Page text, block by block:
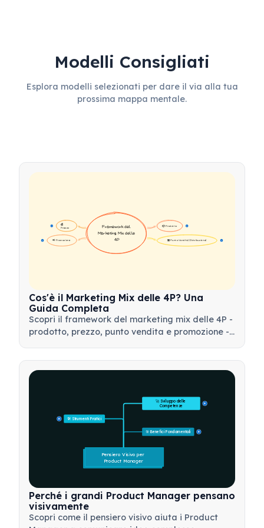
Modelli Consigliati
Esplora modelli selezionati per dare il via alla tua
prossima mappa mentale.
📦 Prodotto 16
💰
Prezzo
16
🏪 Punto Vendita (Distribuzione)
📢 Promozione
Framework del
Marketing Mix delle
4P
Cos'è il Marketing Mix delle 4P? Una
Guida Completa
Scopri il framework del marketing mix delle 4P -
prodotto, prezzo, punto vendita e promozione -
🎯 Benefici Fondamentali 15
🛠️ Strumenti Pratici
15
🚀 Sviluppo delle
Competenze 15
Pensiero Visivo per
Product Manager
Perché i grandi Product Manager pensano
visivamente
Scopri come il pensiero visivo aiuta i Product